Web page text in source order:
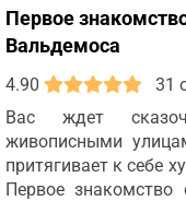
Первое
Вальдемоса
4.90
31
Вас ждет
живописными
притягивает к себе
Первое